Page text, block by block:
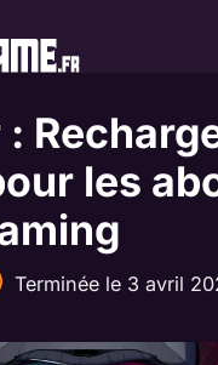
les
Terminée le 3 avril